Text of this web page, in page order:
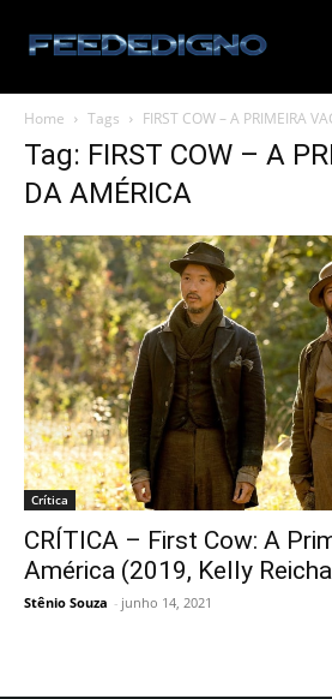
Home Tags FIRST COW – A PRIMEIRA
Tag: FIRST COW – A
DA AMÉRICA
Crítica
CRÍTICA – First Cow: A
América (2019, Kelly
Stênio Souza - junho 14, 2021